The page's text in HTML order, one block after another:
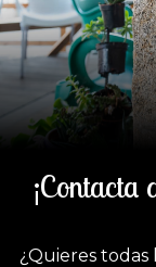
¡Contacta
¿Quieres todas